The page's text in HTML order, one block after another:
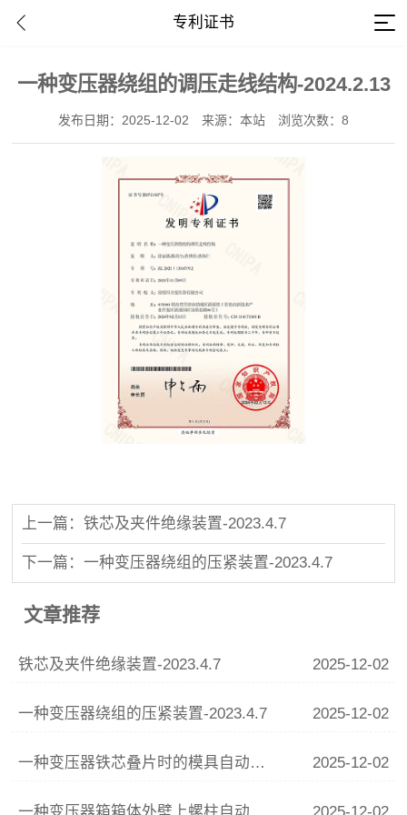
专利证书
一种变压器绕组的调压走线结构-2024.2.13
发布日期：2025-12-02 来源：本站 浏览次数：8
上一篇：铁芯及夹件绝缘装置-2023.4.7
下一篇：一种变压器绕组的压紧装置-2023.4.7
文章推荐
铁芯及夹件绝缘装置-2023.4.7 2025-12-02
一种变压器绕组的压紧装置-2023.4.7 2025-12-02
一种变压器铁芯叠片时的模具自动调整装置-2022.2 2025-12-02